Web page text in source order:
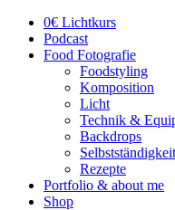
0€ Lichtkurs
Podcast
Food Fotografie
Foodstyling
Komposition
Licht
Technik &
Backdrops
Selbstständigkeit
Rezepte
Portfolio & about me
Shop